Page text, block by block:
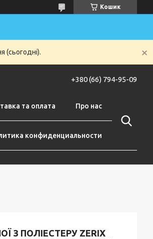
Кошик
(сьогодні).
+380 (66) 794-95-09
та оплата Про нас
конфиденциальности
З ПОЛІЕСТЕРУ ZERIX